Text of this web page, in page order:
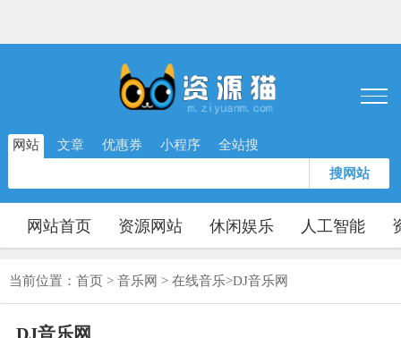
网站 文章 优惠券 小程序 全站搜
搜网站
网站首页 资源网站 休闲娱乐 人工智能
当前位置： 首页 > 音乐网 > 在线音乐>DJ音乐网
DJ音乐网